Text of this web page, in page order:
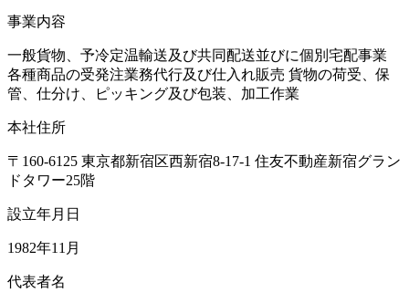
事業内容
一般貨物、予冷定温輸送及び共同配送並びに個別宅配事業
各種商品の受発注業務代行及び仕入れ販売 貨物の荷受、保
管、仕分け、ピッキング及び包装、加工作業
本社住所
〒160-6125 東京都新宿区西新宿8-17-1 住友不動産新宿グラン
ドタワー25階
設立年月日
1982年11月
代表者名